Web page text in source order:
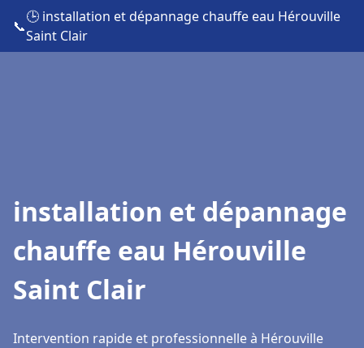
📞
🕒 installation et dépannage chauffe eau Hérouville
Saint Clair
installation et dépannage
chauffe eau Hérouville
Saint Clair
Intervention rapide et professionnelle à Hérouville